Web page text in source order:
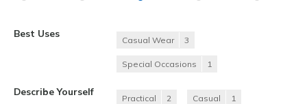
Best Uses
Casual Wear 3
Special Occasions 1
Describe Yourself
Practical 2 Casual 1